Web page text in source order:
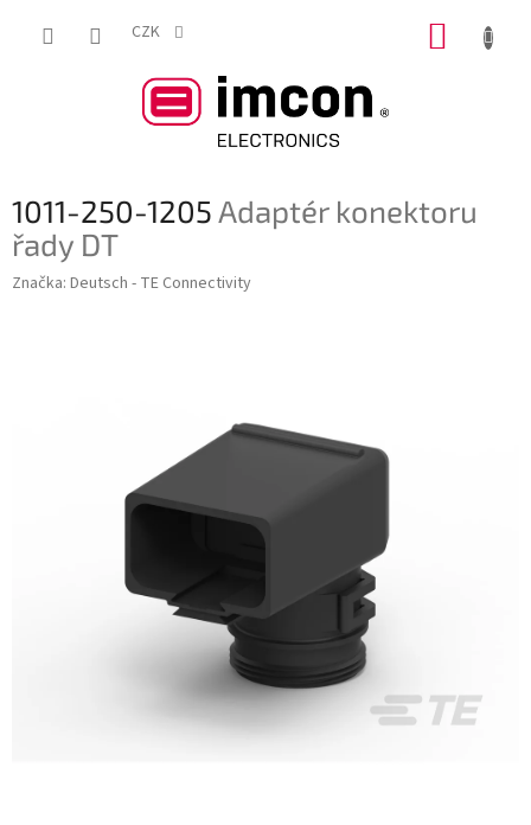
CZK
1011-250-1205Adaptér konektoru
řady DT
Značka: Deutsch - TE Connectivity